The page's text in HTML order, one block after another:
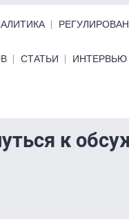
СТАТЬИ ИНТЕРВЬЮ
к